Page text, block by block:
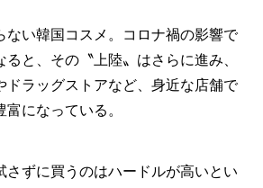
ない韓国コスメ。コロナ禍の影響で
ると、その〝上陸〟はさらに進み、
ドラッグストアなど、身近な店舗で
になっている。
さずに買うのはハードルが高いとい